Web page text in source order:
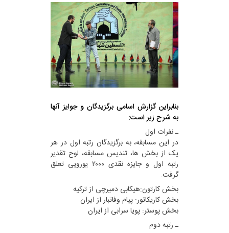
بنابراین گزارش اسامی برگزیدگان و جوایز آنها
به شرح زیر است:
ـ نفرات اول
در این مسابقه، به برگزیدگان رتبه اول در هر
یک از بخش ها، تندیس مسابقه، لوح تقدیر
رتبه اول و جایزه نقدی ۲۰۰۰ یورویی تعلق
گرفت.
بخش کارتون:هیکابی دمیرچی از ترکیه
بخش کاریکاتور: پیام وفاتبار از ایران
بخش پوستر: پویا سرابی از ایران
ـ رتبه دوم